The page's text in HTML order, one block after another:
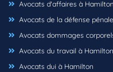
Avocats d'affaires à Hamilton
Avocats de la défense
Avocats dommages
Avocats du travail à Hamilton
Avocats dui à Hamilton